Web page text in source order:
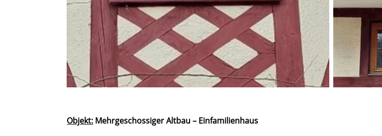
Objekt: Mehrgeschossiger Altbau – Einfamilienhaus